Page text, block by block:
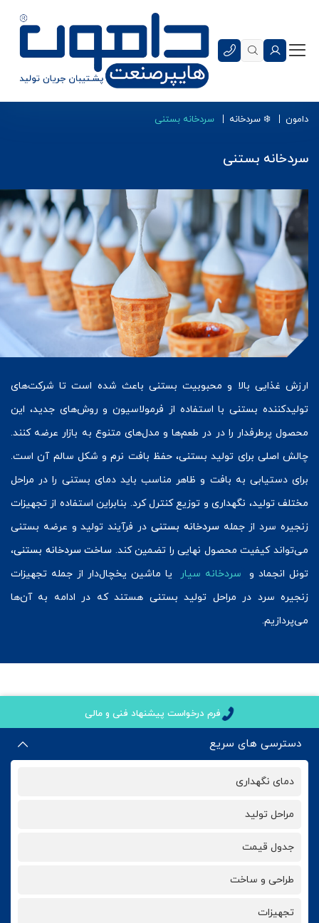
دامون ❄️ سردخانه سردخانه بستنی
سردخانه بستنی
ارزش غذایی بالا و محبوبیت بستنی باعث شده است تا شرکت‌های
تولیدکننده بستنی با استفاده از فرمولاسیون و روش‌های جدید، این
محصول پرطرفدار را در در طعم‌ها و مدل‌های متنوع به بازار عرضه کنند.
چالش اصلی برای تولید بستنی، حفظ بافت نرم و شکل سالم آن است.
برای دستیابی به بافت و ظاهر مناسب باید دمای بستنی را در مراحل
مختلف تولید، نگهداری و توزیع کنترل کرد. بنابراین استفاده از تجهیزات
زنجیره سرد از جملهسردخانه بستنی در فرآیند تولید و عرضه بستنی
می‌تواند کیفیت محصول نهایی را تضمین کند. ساخت سردخانه بستنی،
تونل انجماد و
سردخانه سیار
یا ماشین یخچال‌دار از جمله تجهیزات
زنجیره سرد در مراحل تولید بستنی هستند که در ادامه به آن‌ها
می‌پردازیم.
دسترسی های سریع
دمای نگهداری
مراحل تولید
جدول قیمت
طراحی و ساخت
تجهیزات
فرم درخواست پیشنهاد فنی و مالی